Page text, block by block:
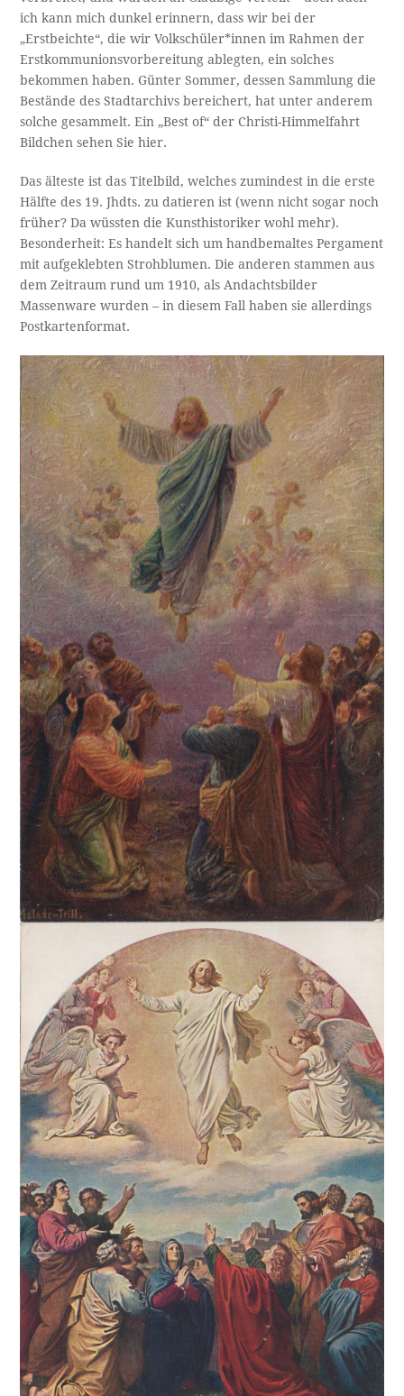
ich kann mich dunkel erinnern, dass wir bei der
„Erstbeichte“, die wir Volkschüler*innen im Rahmen der
Erstkommunionsvorbereitung ablegten, ein solches
bekommen haben. Günter Sommer, dessen Sammlung die
Bestände des Stadtarchivs bereichert, hat unter anderem
solche gesammelt. Ein „Best of“ der Christi-Himmelfahrt
Bildchen sehen Sie hier.
Das älteste ist das Titelbild, welches zumindest in die erste
Hälfte des 19. Jhdts. zu datieren ist (wenn nicht sogar noch
früher? Da wüssten die Kunsthistoriker wohl mehr).
Besonderheit: Es handelt sich um handbemaltes Pergament
mit aufgeklebten Strohblumen. Die anderen stammen aus
dem Zeitraum rund um 1910, als Andachtsbilder
Massenware wurden – in diesem Fall haben sie allerdings
Postkartenformat.